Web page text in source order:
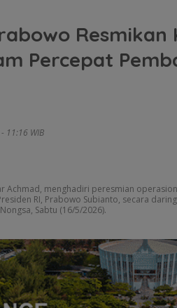
Resmikan
Percepat
11:16 WIB
Achmad, menghadiri peresmian
RI, Prabowo Subianto, secara
Sabtu (16/5/2026).